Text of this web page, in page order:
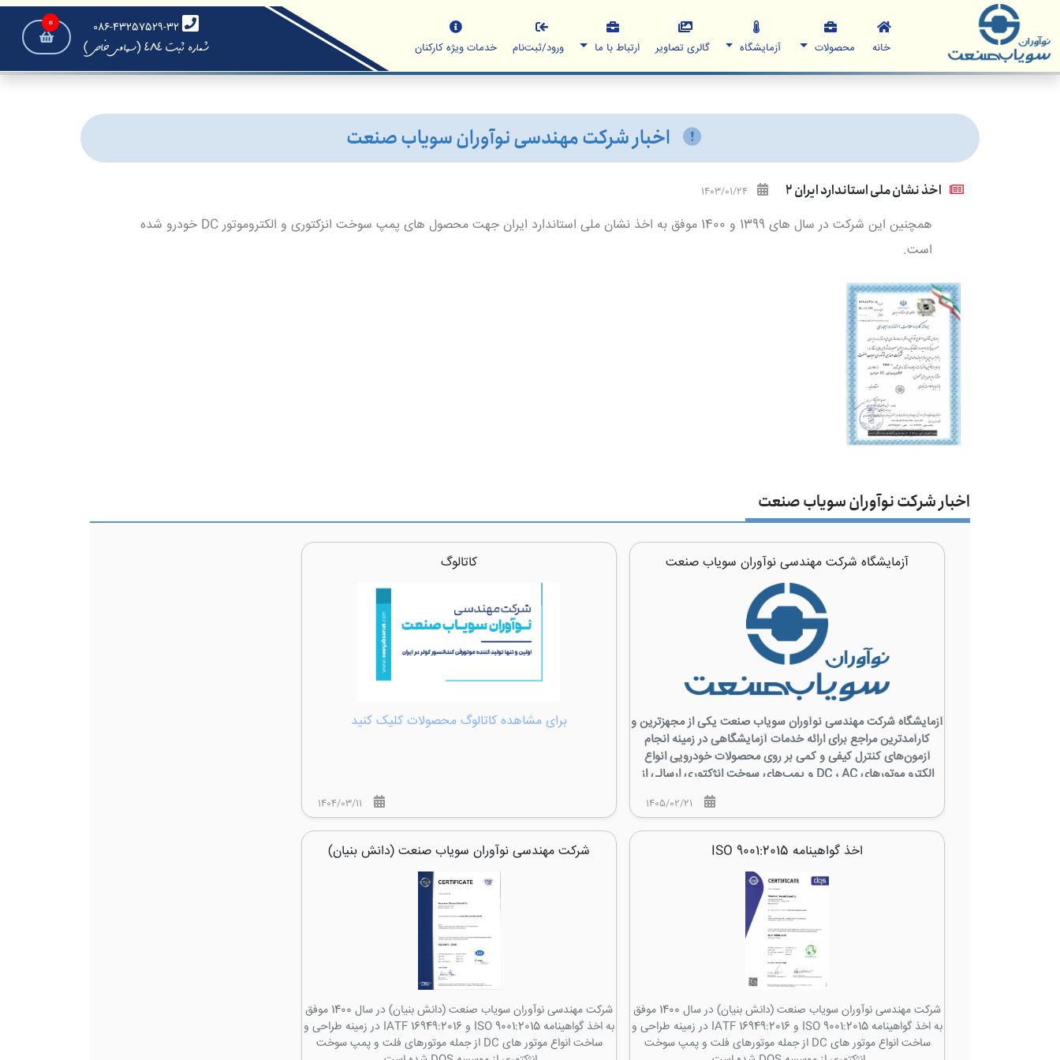
خانه محصولات آزمایشگاه گالری تصاویر ارتباط با ما ورود/ثبت‌نام خدمات ویژه کارکنان
086-43257529-32
شماره ثبت 484 (سهامی خاص)
0
اخبار شرکت مهندسی نوآوران سویاب صنعت
اخذ نشان ملی استاندارد ایران 2 1403/01/24
همچنین این شرکت در سال های 1399 و 1400 موفق به اخذ نشان ملی استاندارد ایران جهت محصول های پمپ سوخت انزکتوری و الکتروموتور DC خودرو شده
است.
اخبار شرکت نوآوران سویاب صنعت
آزمایشگاه شرکت مهندسی نوآوران سویاب صنعت
آزمایشگاه شرکت مهندسی نوآوران سویاب صنعت یکی از مجهزترین و
کارآمدترین مراجع برای ارائه خدمات آزمایشگاهی در زمینه انجام
آزمون‌های کنترل کیفی و کمی بر روی محصولات خودرویی انواع
الکترو موتورهای DC ، AC و پمپ‌های سوخت انژکتوری ارسالی از
سازمان‌های مختلف دولتی و غیر دولتی نظیر سازمان استاندارد، سازه
گستر سایپا، ساپکو ایتراک و مراکز دانشگاهی و تحقیقاتی در کشور به
شمار می‌رود، که در کارخانه محلات مستقر می‌باشد.
این آزمایشگاه درسال 1403 موفق به اخذ گواهینامه ی تایید صلاحیت
آزمایشگاه INSO-ISO/IEC 17025:2017 از مرکز ملی تایید صلاحیت
ایران NASI شده وهمچنین درزمینه آزمون های استاندارد ملی
آزمایشگاه همکار ادراه استاندارد خدمات ارائه می دهد.
1405/02/21
کاتالوگ
برای مشاهده کاتالوگ محصولات کلیک کنید
1404/03/11
اخذ گواهینامه ISO 9001:2015
شرکت مهندسی نوآوران سویاب صنعت (دانش بنیان) در سال 1400 موفق
به اخذ گواهینامه ISO 9001:2015 و IATF 16949:2016 در زمینه طراحی و
ساخت انواع موتور های DC از جمله موتورهای فلت و پمپ سوخت
شرکت مهندسی نوآوران سویاب صنعت (دانش بنیان)
شرکت مهندسی نوآوران سویاب صنعت (دانش بنیان) در سال 1400 موفق
به اخذ گواهینامه ISO 9001:2015 و IATF 16949:2016 در زمینه طراحی و
ساخت انواع موتور های DC از جمله موتورهای فلت و پمپ سوخت